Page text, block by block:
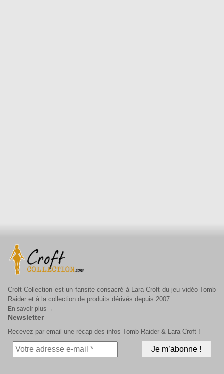
Croft Collection est un fansite consacré à Lara Croft du jeu vidéo Tomb
Raider et à la collection de produits dérivés depuis 2007.
En savoir plus →
Newsletter
Recevez par email une récap des infos Tomb Raider & Lara Croft !